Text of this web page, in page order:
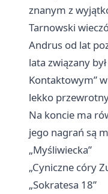
znanym z
Tarnowski
Andrus od lat
lata związany
Kontaktowym”
lekko
Na koncie ma
jego nagrań są
„Myśliwiecka”
„Cyniczne córy
„Sokratesa 18”